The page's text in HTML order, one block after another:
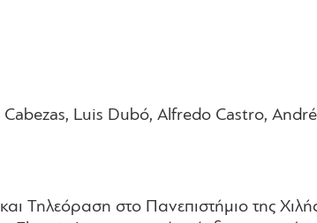
Luis Dubó, Alfredo Castro,
Τηλεόραση στο Πανεπιστήμιο της